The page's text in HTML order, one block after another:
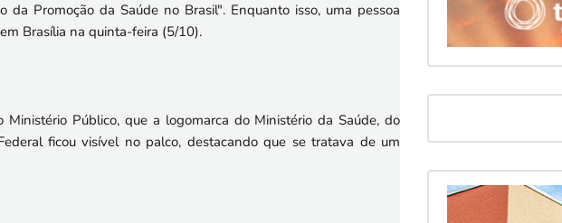
Promoção da Saúde no Brasil". Enquanto isso, uma pessoa
Brasília na quinta-feira (5/10).
Público, que a logomarca do Ministério da Saúde, do
ficou visível no palco, destacando que se tratava de um